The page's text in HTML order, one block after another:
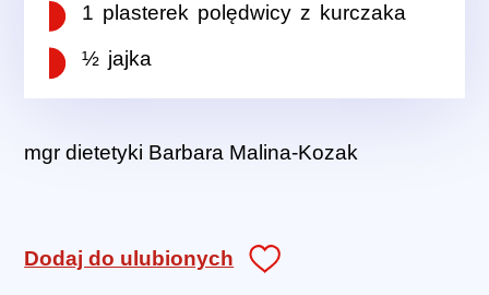
1 plasterek polędwicy z kurczaka
½ jajka
mgr dietetyki Barbara Malina-Kozak
Dodaj do ulubionych